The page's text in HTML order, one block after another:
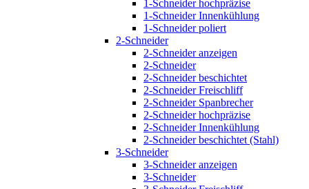
1-Schneider hochpräzise
1-Schneider Innenkühlung
1-Schneider poliert
2-Schneider
2-Schneider anzeigen
2-Schneider
2-Schneider beschichtet
2-Schneider Freischliff
2-Schneider Spanbrecher
2-Schneider hochpräzise
2-Schneider Innenkühlung
2-Schneider beschichtet (Stahl)
3-Schneider
3-Schneider anzeigen
3-Schneider